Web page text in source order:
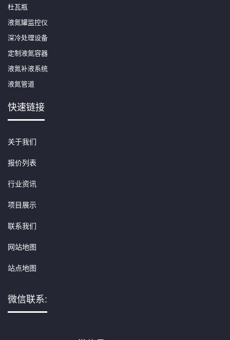
杜瓦瓶
液氮罐监控仪
深冷处理设备
定制液氮容器
液氮补液系统
液氮管道
快速链接
关于我们
报价列表
行业资讯
项目展示
联系我们
网站地图
站点地图
微信联系: